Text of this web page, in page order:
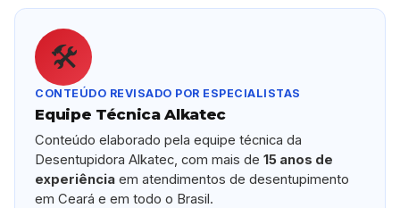
🛠️
CONTEÚDO REVISADO POR ESPECIALISTAS
Equipe Técnica Alkatec
Conteúdo elaborado pela equipe técnica da
Desentupidora Alkatec, com mais de15 anos de
experiência em atendimentos de desentupimento
em Ceará e em todo o Brasil.